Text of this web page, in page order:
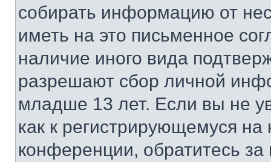
собирать информацию от
иметь на это письменное
наличие иного вида
разрешают сбор личной
младше 13 лет. Если вы не
как к регистрирующемуся
конференции, обратитесь